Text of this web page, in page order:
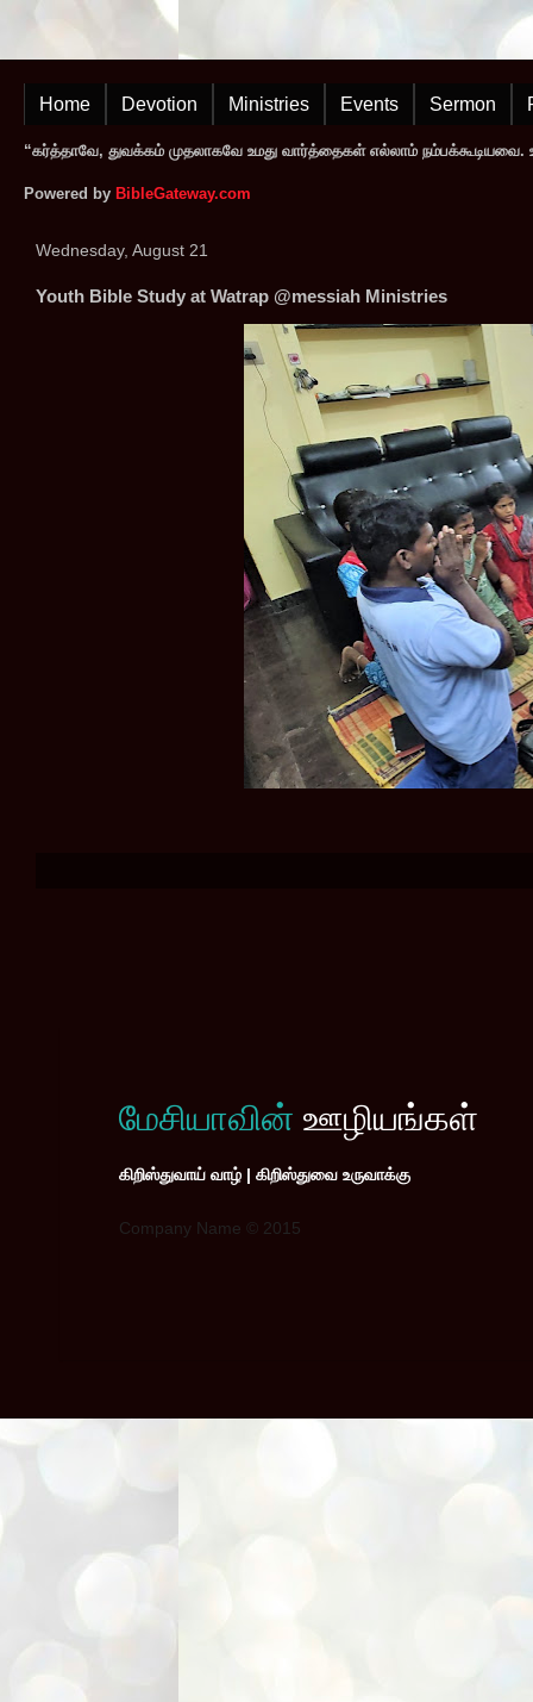
Home Devotion Ministries Events Sermon
“கர்த்தாவே, துவக்கம் முதலாகவே உமது வார்த்தைகள் எல்லாம் நம்பக்கூடியவை.
Powered by BibleGateway.com
Wednesday, August 21
Youth Bible Study at Watrap @messiah Ministries
மேசியாவின் ஊழியங்கள்
கிறிஸ்துவாய் வாழ் | கிறிஸ்துவை உருவாக்கு
Company Name © 2015